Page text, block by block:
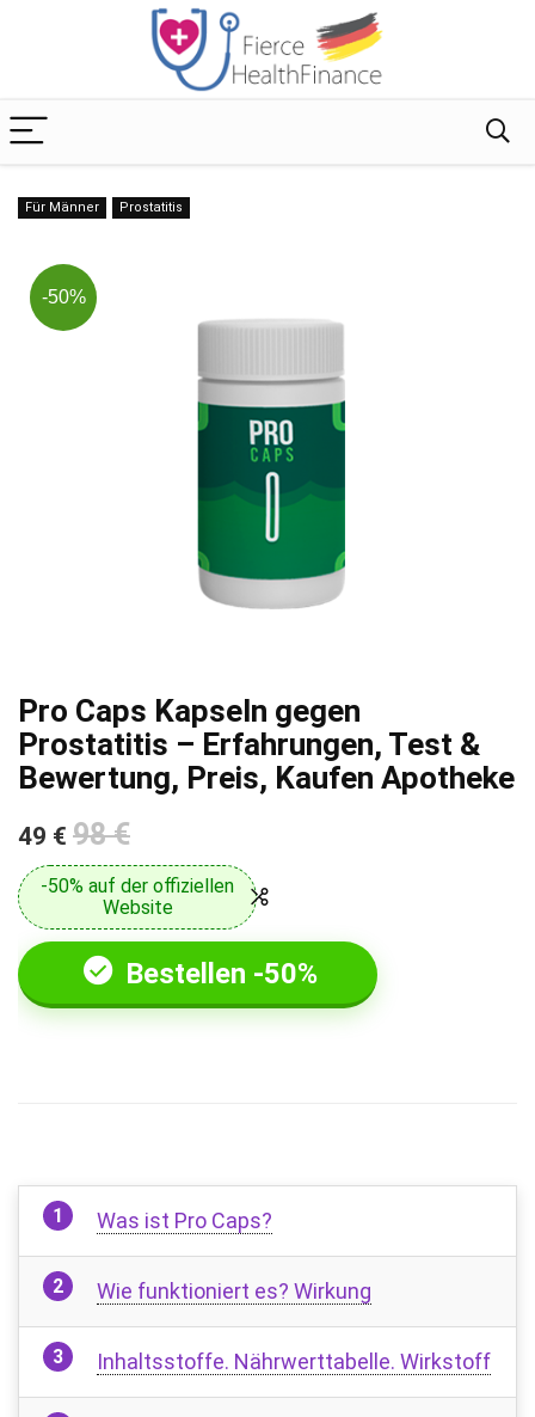
Für Männer Prostatitis
-50%
Pro Caps Kapseln gegen
Prostatitis – Erfahrungen, Test &
Bewertung, Preis, Kaufen Apotheke
49 € 98 €
-50% auf der offiziellen
Website
Bestellen -50%
Was ist Pro Caps?
Wie funktioniert es? Wirkung
Inhaltsstoffe. Nährwerttabelle. Wirkstoff